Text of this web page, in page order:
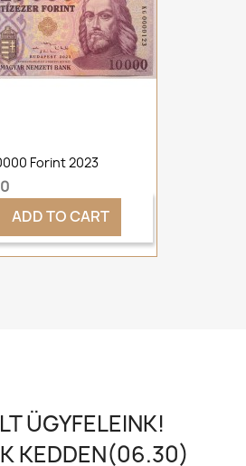
Forint 2023
ADD TO CART
ÜGYFELEINK!
KEDDEN(06.30)